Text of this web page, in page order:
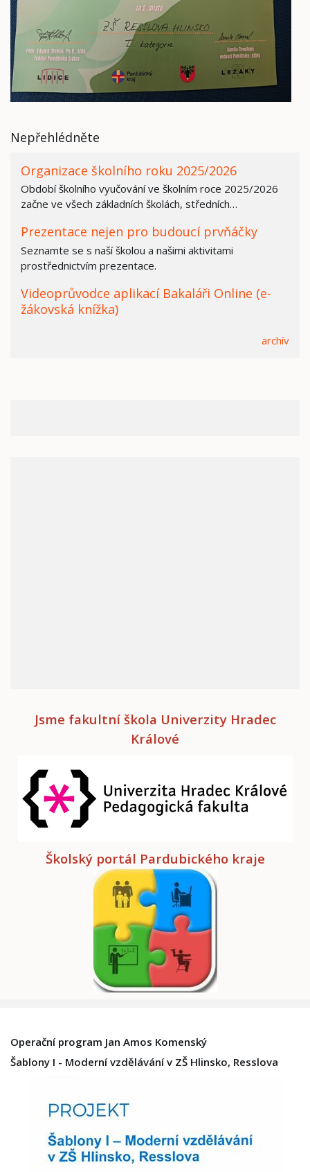
Nepřehlédněte
Organizace školního roku 2025/2026
Období školního vyučování ve školním roce 2025/2026
začne ve všech základních školách, středních…
Prezentace nejen pro budoucí prvňáčky
Seznamte se s naší školou a našimi aktivitami
prostřednictvím prezentace.
Videoprůvodce aplikací Bakaláři Online (e-
žákovská knížka)
archív
Jsme fakultní škola Univerzity Hradec
Králové
Školský portál Pardubického kraje
Operační program Jan Amos Komenský
Šablony I - Moderní vzdělávání v ZŠ Hlinsko, Resslova